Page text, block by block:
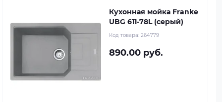
Кухонная мойка Franke
UBG 611-78L (серый)
Код товара: 264779
890.00 руб.